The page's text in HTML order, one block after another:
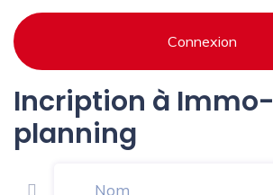
Connexion
Incription à Immo-
planning